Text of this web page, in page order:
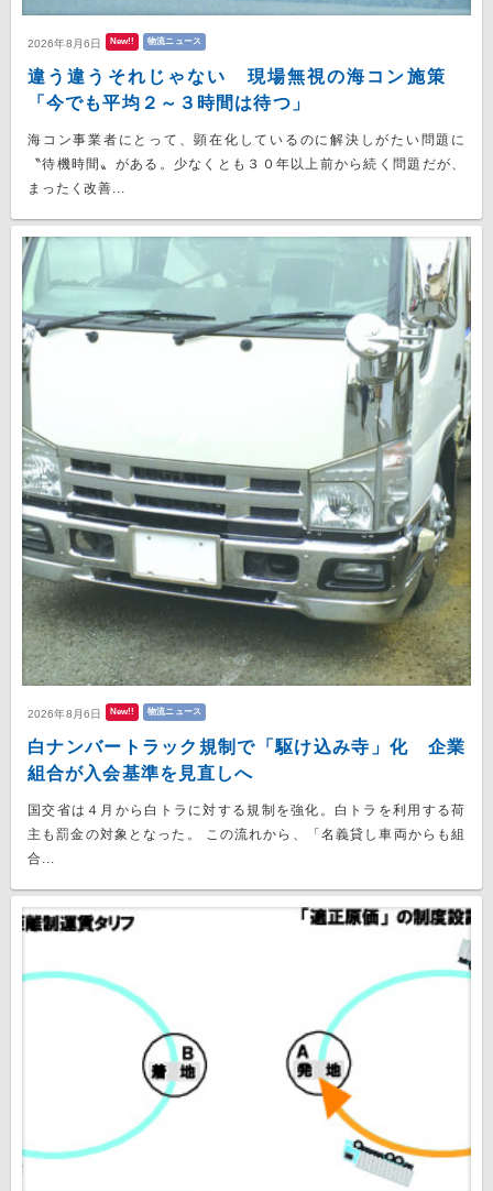
2026年8月6日 New!! 物流ニュース
違う違うそれじゃない 現場無視の海コン施策
「今でも平均２～３時間は待つ」
海コン事業者にとって、顕在化しているのに解決しがたい問題に
〝待機時間〟がある。少なくとも３０年以上前から続く問題だが、
まったく改善...
2026年8月6日 New!! 物流ニュース
白ナンバートラック規制で「駆け込み寺」化 企業
組合が入会基準を見直しへ
国交省は４月から白トラに対する規制を強化。白トラを利用する荷
主も罰金の対象となった。 この流れから、「名義貸し車両からも組
合...